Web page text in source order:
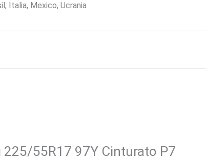
Italia, Mexico, Ucrania
225/55R17 97Y Cinturato P7